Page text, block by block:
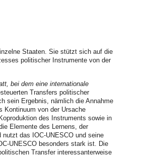
Staaten. Sie stützt sich auf die
politischer Instrumente von der
bei dem eine internationale
Transfers politischer
sein Ergebnis, nämlich die Annahme
Kontinuum von der Ursache
des Instruments sowie in
Elemente des Lernens, der
das IOC-UNESCO und seine
UNESCO besonders stark ist. Die
Transfer interessanterweise